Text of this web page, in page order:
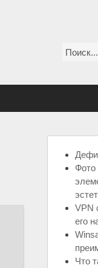
Фото
VPN
его
Что